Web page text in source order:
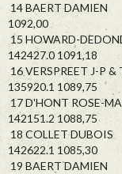
14 BAERT
1092,00
15 HOWARD-
142427.0 1091,18
16 VERSPREET J-P
135920.1 1089,75
17 D'HONT ROSE-
142151.2 1088,75
18 COLLET
142622.1 1085,30
19 BAERT